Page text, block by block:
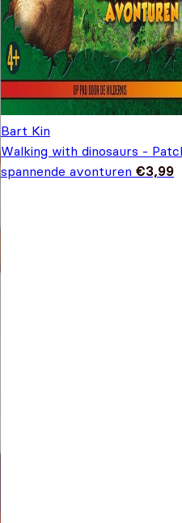
Bart Kin
Walking with dinosaurs -
spannende avonturen €3,99